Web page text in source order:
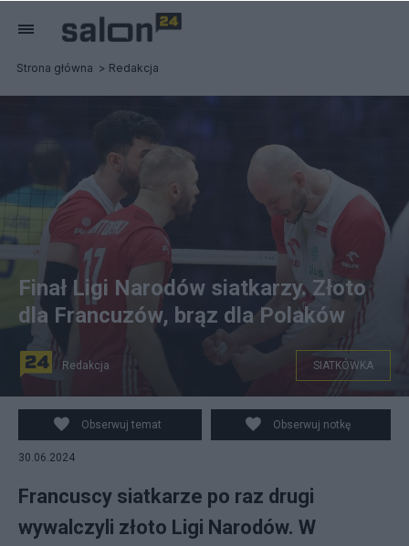
Strona główna Redakcja
fot. PAP/Marian Zubrzycki
Finał Ligi Narodów siatkarzy. Złoto
dla Francuzów, brąz dla Polaków
Redakcja SIATKÓWKA
Obserwuj temat Obserwuj notkę
30.06.2024
Francuscy siatkarze po raz drugi
wywalczyli złoto Ligi Narodów. W